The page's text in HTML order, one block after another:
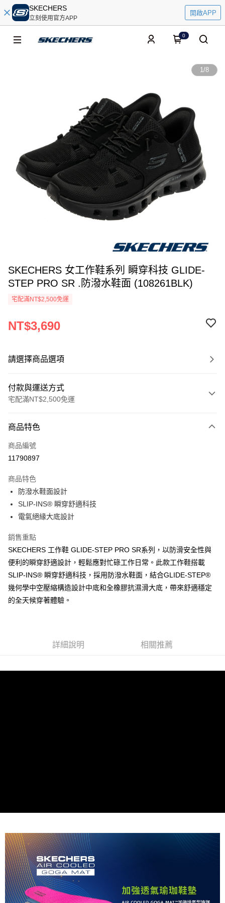
SKECHERS
立刻使用官方APP
開啟APP
0
1/8
SKECHERS 女工作鞋系列 瞬穿科技 GLIDE-
STEP PRO SR .防潑水鞋面 (108261BLK)
宅配滿NT$2,500免運
NT$3,690
請選擇商品選項
付款與運送方式
宅配滿NT$2,500免運
信用卡一次付款
LINE Pay
相關說明
【大哥付你分期使用說明】
1.本服務由台灣大哥大提供，台灣大哥大用戶可立即使用無須另外申請。
2.付款方式選擇「大哥付你分期」，訂單成立後會自動跳轉到大哥付的交易
流程，驗證手機門號後，選擇欲分期的期數、繳款截止日，確認付款後即完
3.實際核准額度、可分期數及費用金額請依後續交易確認頁面所載為準。
4.訂單成立30分鐘內，如未前往確認交易或遇審核未通過，訂單將自動取
消。如遇「轉專審核」未通過狀況，表示未達大哥付你分期系統評分，恕無
法說明評估內容。
【繳款方式說明】
1.分期款項不併入電信帳單，「大哥付你分期」於每月結算日後寄送繳費提
2.透過簡訊連結打開帳單後，可選擇「超商條碼／台灣大直營門市／銀行轉
1.本服務係由「台灣大哥大股份有限公司」（以下簡稱本公司）所提供，讓
用戶於交易時，得透過本服務購買商品或服務，並由商店將買賣／分期付款
ATM付款
宅配
商品特色
商品編號
11790897
商品特色
防潑水鞋面設計
SLIP-INS® 瞬穿舒適科技
電氣絕緣大底設計
銷售重點
SKECHERS 工作鞋 GLIDE-STEP PRO SR系列，以防滑安全性與
便利的瞬穿舒適設計，輕鬆應對忙碌工作日常。此款工作鞋搭載
SLIP-INS® 瞬穿舒適科技，採用防潑水鞋面，結合GLIDE-STEP®
幾何學中空壓縮構造設計中底和全橡膠抗濕滑大底，帶來舒適穩定
的全天候穿著體驗。
詳細說明 相關推薦